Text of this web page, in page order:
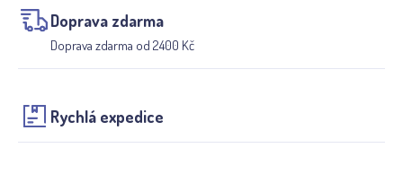
Doprava zdarma
Doprava zdarma od 2400 Kč
Rychlá expedice